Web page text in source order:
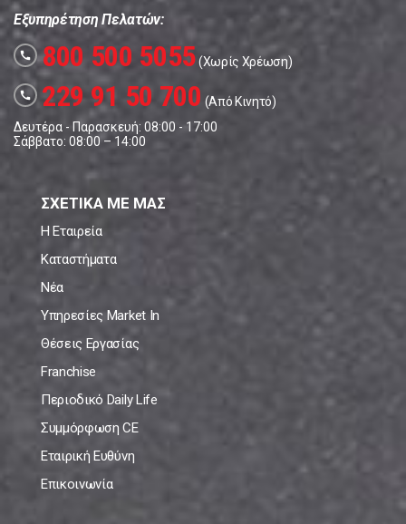
Εξυπηρέτηση Πελατών:
call 800 500 5055(Χωρίς Χρέωση)
call 229 91 50 700 (Από Κινητό)
Δευτέρα - Παρασκευή: 08:00 - 17:00
Σάββατο: 08:00 – 14:00
ΣΧΕΤΙΚΑ ΜΕ ΜΑΣ
Η Εταιρεία
Καταστήματα
Νέα
Υπηρεσίες Market In
Θέσεις Εργασίας
Franchise
Περιοδικό Daily Life
Συμμόρφωση CE
Εταιρική Ευθύνη
Επικοινωνία